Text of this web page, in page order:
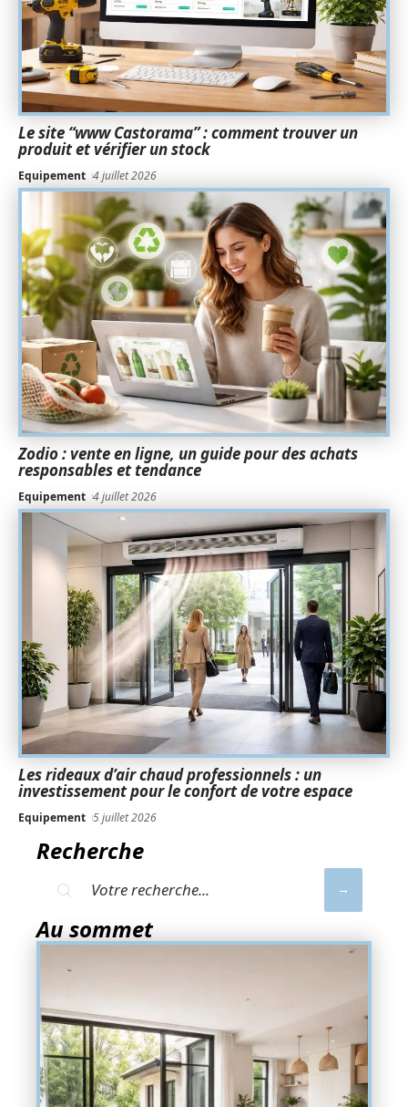
Le site “www Castorama” : comment trouver un
produit et vérifier un stock
Equipement 4 juillet 2026
Zodio : vente en ligne, un guide pour des achats
responsables et tendance
Equipement 4 juillet 2026
Les rideaux d’air chaud professionnels : un
investissement pour le confort de votre espace
Equipement 5 juillet 2026
Recherche
Au sommet